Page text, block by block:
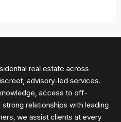
real estate across
advisory-led services.
access to off-
relationships with leading
we assist clients at every